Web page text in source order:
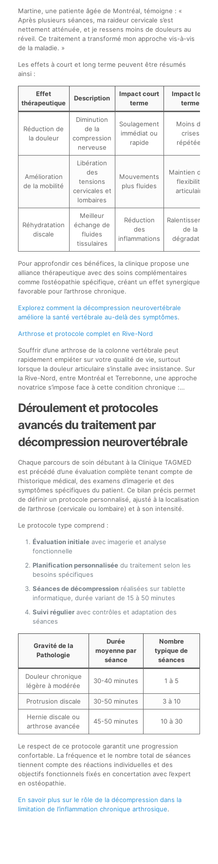
Martine, une patiente âgée de Montréal, témoigne : «
Après plusieurs séances, ma raideur cervicale s’est
nettement atténuée, et je ressens moins de douleurs au
réveil. Ce traitement a transformé mon approche vis-à-vis
de la maladie. »
Les effets à court et long terme peuvent être résumés
ainsi :
Effet
thérapeutique
Description
Impact court
terme
Impact long
terme
Réduction de
la douleur
Diminution
de la
compression
nerveuse
Soulagement
immédiat ou
rapide
Moins de
crises
répétées
Amélioration
de la mobilité
Libération
des
tensions
cervicales et
lombaires
Mouvements
plus fluides
Maintien de la
flexibilité
articulaire
Réhydratation
discale
Meilleur
échange de
fluides
tissulaires
Réduction
des
inflammations
Ralentissement
de la
dégradation
Pour approfondir ces bénéfices, la clinique propose une
alliance thérapeutique avec des soins complémentaires
comme l’ostéopathie spécifique, créant un effet synergique
favorable pour l’arthrose chronique.
Explorez comment la décompression neurovertébrale
améliore la santé vertébrale au-delà des symptômes.
Arthrose et protocole complet en Rive-Nord
Souffrir d’une arthrose de la colonne vertébrale peut
rapidement empiéter sur votre qualité de vie, surtout
lorsque la douleur articulaire s’installe avec insistance. Sur
la Rive-Nord, entre Montréal et Terrebonne, une approche
novatrice s’impose face à cette condition chronique :…
Déroulement et protocoles
avancés du traitement par
décompression neurovertébrale
Chaque parcours de soin débutant à la Clinique TAGMED
est précédé d’une évaluation complète tenant compte de
l’historique médical, des examens d’imagerie et des
symptômes spécifiques du patient. Ce bilan précis permet
de définir un protocole personnalisé, ajusté à la localisation
de l’arthrose (cervicale ou lombaire) et à son intensité.
Le protocole type comprend :
Évaluation initialeavec imagerie et analyse
fonctionnelle
Planification personnaliséedu traitement selon les
besoins spécifiques
Séances de décompressionréalisées sur tablette
informatique, durée variant de 15 à 50 minutes
Suivi régulieravec contrôles et adaptation des
séances
Gravité de la
Pathologie
Durée
moyenne par
séance
Nombre
typique de
séances
Douleur chronique
légère à modérée
30-40 minutes 1 à 5
Protrusion discale 30-50 minutes
3 à 10
Hernie discale ou
arthrose avancée
45-50 minutes 10 à 30
Le respect de ce protocole garantit une progression
confortable. La fréquence et le nombre total de séances
tiennent compte des réactions individuelles et des
objectifs fonctionnels fixés en concertation avec l’expert
en ostéopathie.
En savoir plus sur le rôle de la décompression dans la
limitation de l’inflammation chronique arthrosique.